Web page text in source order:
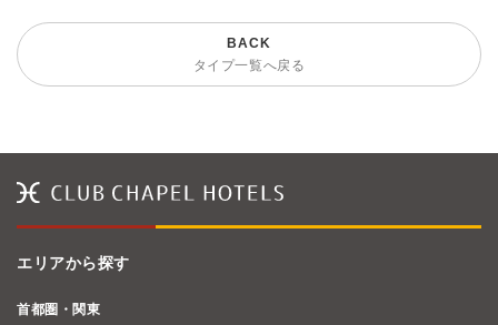
タイプ一覧へ戻る
エリアから探す
首都圏・関東